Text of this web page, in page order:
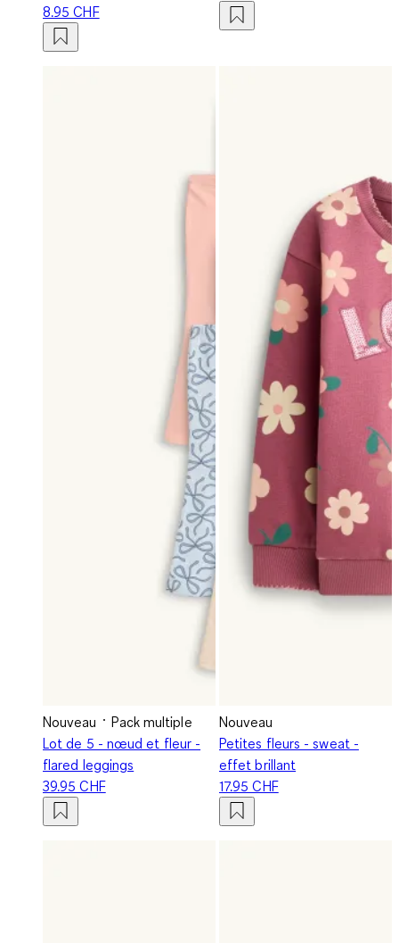
8.95 CHF
Nouveau
Pack multiple
Lot de 5 - nœud et fleur -
flared leggings
39.95 CHF
Nouveau
Petites fleurs - sweat -
effet brillant
17.95 CHF